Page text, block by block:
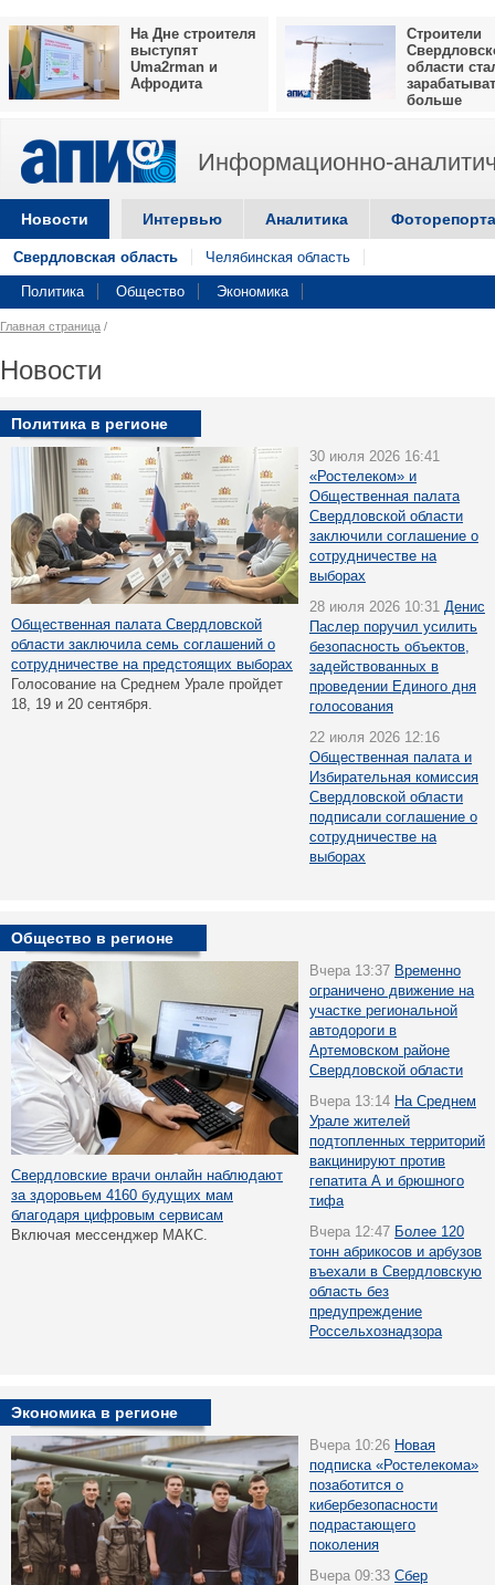
На Дне строителя
выступят
Uma2rman и
Афродита
Строители
области
больше
Информационно-
Новости Интервью Аналитика
Свердловская область Челябинская область
Политика Общество Экономика
Главная страница /
Новости
Политика в регионе
Общественная палата Свердловской
области заключила семь соглашений о
сотрудничестве на предстоящих выборах
Голосование на Среднем Урале пройдет
18, 19 и 20 сентября.
30 июля 2026 16:41
«Ростелеком» и
Общественная палата
Свердловской области
заключили соглашение о
сотрудничестве на
выборах
28 июля 2026 10:31 Денис
Паслер поручил усилить
безопасность объектов,
задействованных в
проведении Единого дня
голосования
22 июля 2026 12:16
Общественная палата и
Избирательная комиссия
Свердловской области
подписали соглашение о
сотрудничестве на
выборах
Общество в регионе
Свердловские врачи онлайн наблюдают
за здоровьем 4160 будущих мам
благодаря цифровым сервисам
Включая мессенджер МАКС.
Вчера 13:37 Временно
ограничено движение на
участке региональной
автодороги в
Артемовском районе
Свердловской области
Вчера 13:14 На Среднем
Урале жителей
подтопленных территорий
вакцинируют против
гепатита А и брюшного
тифа
Вчера 12:47 Более 120
тонн абрикосов и арбузов
въехали в Свердловскую
область без
предупреждение
Россельхознадзора
Экономика в регионе
Вчера 10:26 Новая
подписка «Ростелекома»
позаботится о
кибербезопасности
подрастающего
поколения
Вчера 09:33 Сбер